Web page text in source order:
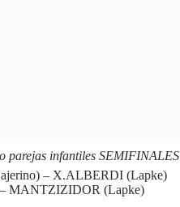
parejas infantiles SEMIFINALES
– X.ALBERDI (Lapke)
MANTZIZIDOR (Lapke)